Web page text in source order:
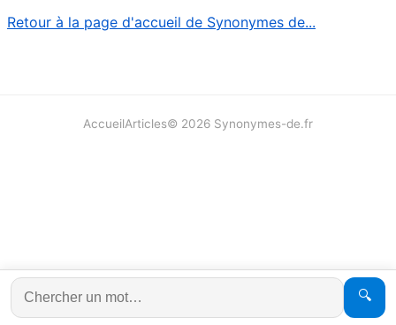
Retour à la page d'accueil de Synonymes de...
🔍
AccueilArticles© 2026 Synonymes-de.fr